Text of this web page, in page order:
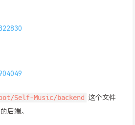
Self-Music/backend
这个文件
后端。